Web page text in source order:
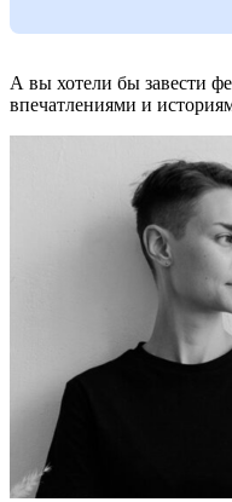
А вы хотели бы завести
впечатлениями и